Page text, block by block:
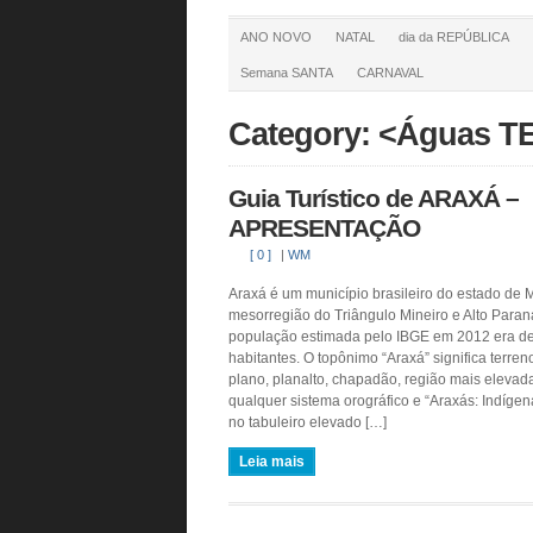
ANO NOVO NATAL dia da REPÚBLICA
Semana SANTA CARNAVAL
Category: <Águas
Guia Turístico de ARAXÁ –
APRESENTAÇÃO
[ 0 ] | WM
Araxá é um município brasileiro do estado de
mesorregião do Triângulo Mineiro e Alto
população estimada pelo IBGE em 2012 era
habitantes. O topônimo “Araxá” significa
plano, planalto, chapadão, região mais
qualquer sistema orográfico e “Araxás:
no tabuleiro elevado […]
Leia mais